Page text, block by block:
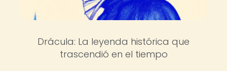
Drácula: La leyenda histórica que
trascendió en el tiempo